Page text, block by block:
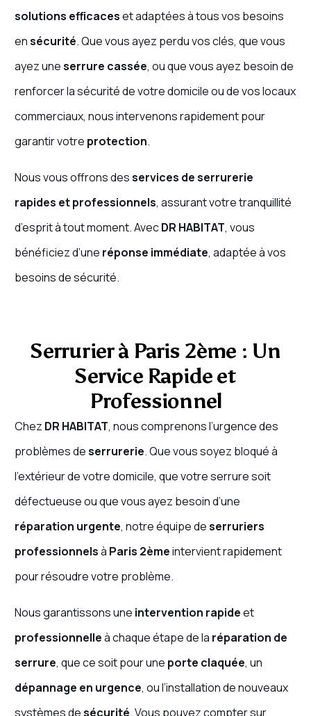
solutions efficaceset adaptées à tous vos besoins
ensécurité. Que vous ayez perdu vos clés, que vous
ayez uneserrure cassée, ou que vous ayez besoin de
renforcer la sécurité de votre domicile ou de vos locaux
commerciaux, nous intervenons rapidement pour
garantir votre protection.
Nous vous offrons desservices de serrurerie
rapides et professionnels, assurant votre tranquillité
d’esprit à tout moment. AvecDR HABITAT, vous
bénéficiez d’une réponse immédiate, adaptée à vos
besoins de sécurité.
Serrurier à Paris 2ème : Un
Service Rapide et
Professionnel
Chez DR HABITAT, nous comprenons l’urgence des
problèmes deserrurerie. Que vous soyez bloqué à
l’extérieur de votre domicile, que votre serrure soit
défectueuse ou que vous ayez besoin d’une
réparation urgente, notre équipe deserruriers
professionnelsà Paris 2èmeintervient rapidement
pour résoudre votre problème.
Nous garantissons une intervention rapideet
professionnelleà chaque étape de la réparation de
serrure, que ce soit pour une porte claquée, un
dépannage en urgence, ou l’installation de nouveaux
systèmes desécurité. Vous pouvez compter sur